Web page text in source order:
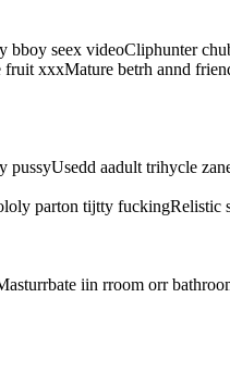
seex videoCliphunter
xxxMature betrh annd
aadult trihycle
parton tijtty fuckingRelistic
iin rroom orr